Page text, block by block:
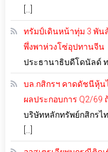
ทรัมป์เดินหน้าทุ่ม 3 พั
พึ่งพาห่วงโซ่อุปทานจีน
ประธานาธิบดีโดนัลด์ ท
บล.กสิกรฯ คาดดัชนีหุ้น
ผลประกอบการ Q2/69
บริษัทหลักทรัพย์กสิกรไ